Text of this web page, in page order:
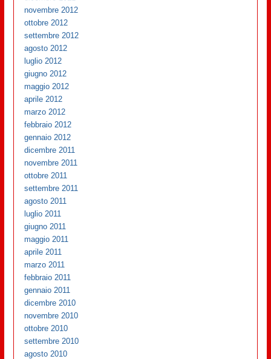
novembre 2012
ottobre 2012
settembre 2012
agosto 2012
luglio 2012
giugno 2012
maggio 2012
aprile 2012
marzo 2012
febbraio 2012
gennaio 2012
dicembre 2011
novembre 2011
ottobre 2011
settembre 2011
agosto 2011
luglio 2011
giugno 2011
maggio 2011
aprile 2011
marzo 2011
febbraio 2011
gennaio 2011
dicembre 2010
novembre 2010
ottobre 2010
settembre 2010
agosto 2010